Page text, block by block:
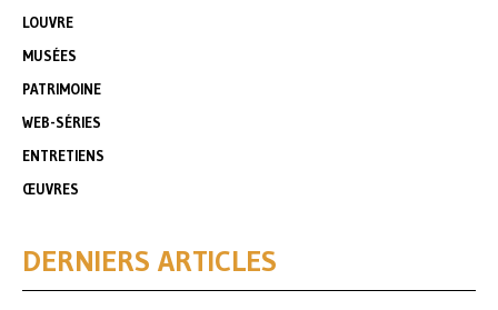
LOUVRE
MUSÉES
PATRIMOINE
WEB-SÉRIES
ENTRETIENS
ŒUVRES
DERNIERS ARTICLES